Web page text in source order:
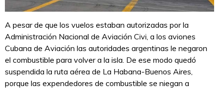
A pesar de que los vuelos estaban autorizadas por la
Administración Nacional de Aviación Civi, a los aviones
Cubana de Aviación las autoridades argentinas le negaron
el combustible para volver a la isla. De ese modo quedó
suspendida la ruta aérea de La Habana-Buenos Aires,
porque las expendedores de combustible se niegan a